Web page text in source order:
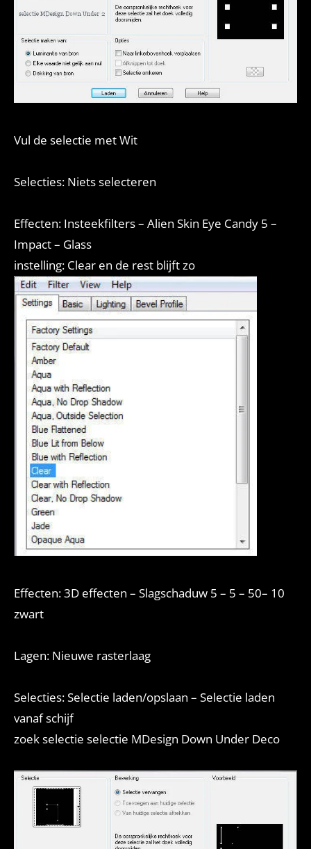
Vul de selectie met Wit
Selecties: Niets selecteren
Effecten: Insteekfilters – Alien Skin Eye Candy 5 –
Impact – Glass
instelling: Clear en de rest blijft zo
Effecten: 3D effecten – Slagschaduw 5 – 5 – 50– 10
zwart
Lagen: Nieuwe rasterlaag
Selecties: Selectie laden/opslaan – Selectie laden
vanaf schijf
zoek selectie selectie MDesign Down Under Deco